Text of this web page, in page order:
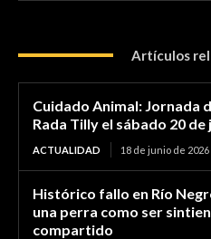
Artículos
Cuidado Animal: Jornada
Rada Tilly el sábado 20 de
ACTUALIDAD 18 de junio de 2026
Histórico fallo en Río
una perra como ser
compartido